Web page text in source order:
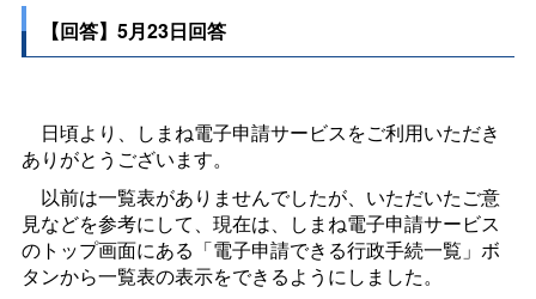
【回答】5月23日回答
日頃より、しまね電子申請サービスをご利用いただき
ありがとうございます。
以前は一覧表がありませんでしたが、いただいたご意
見などを参考にして、現在は、しまね電子申請サービス
のトップ画面にある「電子申請できる行政手続一覧」ボ
タンから一覧表の表示をできるようにしました。